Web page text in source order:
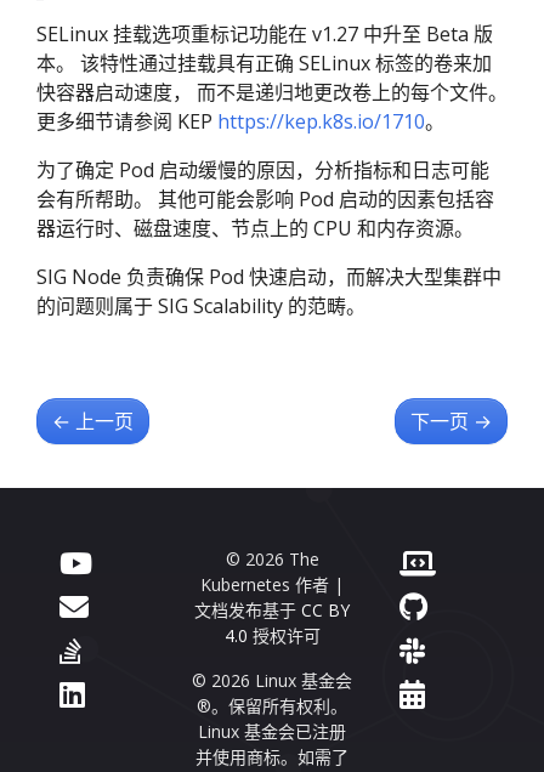
SELinux 挂载选项重标记功能在 v1.27 中升至 Beta 版
本。 该特性通过挂载具有正确 SELinux 标签的卷来加
快容器启动速度， 而不是递归地更改卷上的每个文件。
更多细节请参阅 KEP https://kep.k8s.io/1710。
为了确定 Pod 启动缓慢的原因，分析指标和日志可能
会有所帮助。 其他可能会影响 Pod 启动的因素包括容
器运行时、磁盘速度、节点上的 CPU 和内存资源。
SIG Node 负责确保 Pod 快速启动，而解决大型集群中
的问题则属于 SIG Scalability 的范畴。
← 上一页 下一页 →
© 2026 The
Kubernetes 作者 |
文档发布基于 CC BY
4.0 授权许可
© 2026 Linux 基金会
®。保留所有权利。
Linux 基金会已注册
并使用商标。如需了